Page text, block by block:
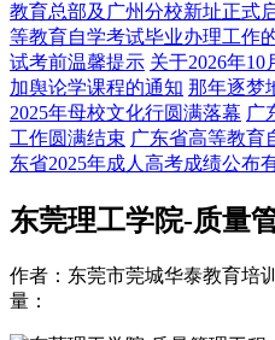
教育总部及广州分校新址正式
等教育自学考试毕业办理工作
试考前温馨提示 关于2026年
加舆论学课程的通知 那年逐梦
2025年母校文化行圆满落幕 广
工作圆满结束 广东省高等教育
东省2025年成人高考成绩公布
东莞理工学院-质量
作者：东莞市莞城华泰教育培
量：